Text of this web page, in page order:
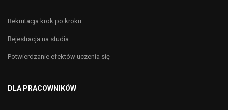
Rekrutacja krok po kroku
Rejestracja na studia
Potwierdzanie efektów uczenia się
DLA PRACOWNIKÓW